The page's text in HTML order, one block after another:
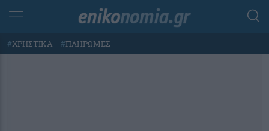
#ΧΡΗΣΤΙΚΑ #ΠΛΗΡΩΜΕΣ